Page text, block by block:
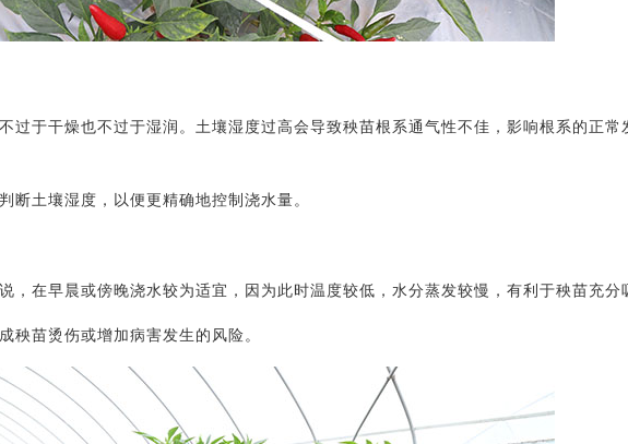
过于干燥也不过于湿润。土壤湿度过高会导致秧苗根系通气性不佳，影响根系的正常
断土壤湿度，以便更精确地控制浇水量。
，在早晨或傍晚浇水较为适宜，因为此时温度较低，水分蒸发较慢，有利于秧苗充分
秧苗烫伤或增加病害发生的风险。